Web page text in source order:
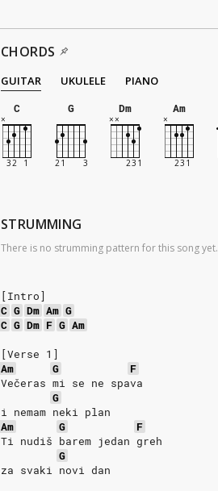
CHORDS
GUITAR UKULELE
PIANO
C
G Dm Am
STRUMMING
There is no strumming pattern for this song yet.
[Intro]
C G Dm Am G
C G Dm F G Am
[Verse 1]
Am
G
F
Večeras mi se ne spava
G
i nemam neki plan
Am
G
F
Ti nudiš barem jedan greh
G
za svaki novi dan